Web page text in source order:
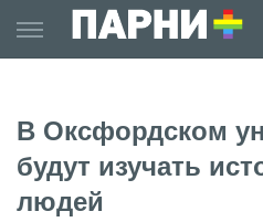
to
В Оксфордском
будут изучать
людей